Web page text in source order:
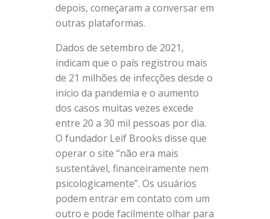
depois, começaram a conversar em
outras plataformas.
Dados de setembro de 2021,
indicam que o país registrou mais
de 21 milhões de infecções desde o
início da pandemia e o aumento
dos casos muitas vezes excede
entre 20 a 30 mil pessoas por dia.
O fundador Leif Brooks disse que
operar o site “não era mais
sustentável, financeiramente nem
psicologicamente”. Os usuários
podem entrar em contato com um
outro e pode facilmente olhar para